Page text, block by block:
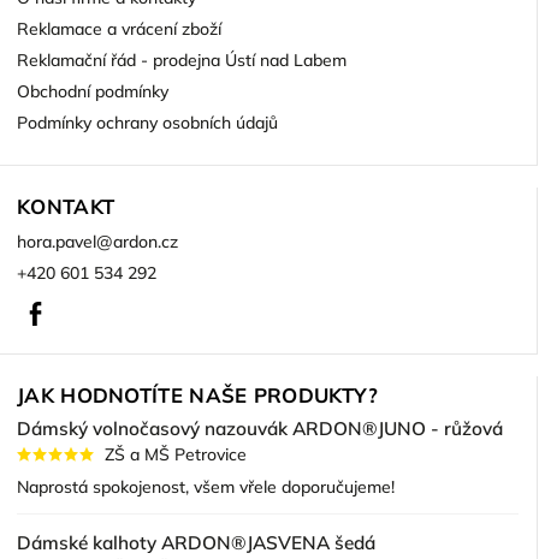
Reklamace a vrácení zboží
Reklamační řád - prodejna Ústí nad Labem
Obchodní podmínky
Podmínky ochrany osobních údajů
KONTAKT
hora.pavel@ardon.cz
+420 601 534 292
JAK HODNOTÍTE NAŠE PRODUKTY?
Dámský volnočasový nazouvák ARDON®JUNO - růžová
ZŠ a MŠ Petrovice
Naprostá spokojenost, všem vřele doporučujeme!
Dámské kalhoty ARDON®JASVENA šedá